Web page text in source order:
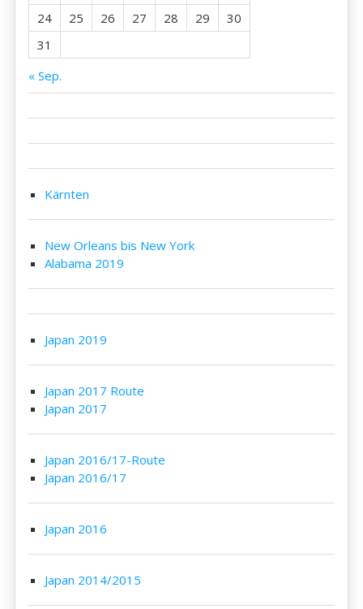
24
25 26 27 28 29
30
31
« Sep.
Kärnten
New Orleans bis New York
Alabama 2019
Japan 2019
Japan 2017 Route
Japan 2017
Japan 2016/17-Route
Japan 2016/17
Japan 2016
Japan 2014/2015